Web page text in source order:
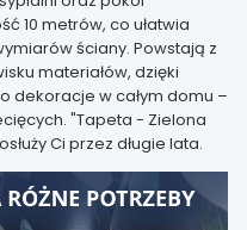
10 metrów, co ułatwia
ściany. Powstają z
materiałów, dzięki
dekoracje w całym domu –
"Tapeta - Zielona
Ci przez długie lata.